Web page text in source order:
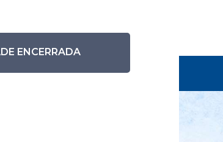
e Hospedagem, Como a
ENCERRADA